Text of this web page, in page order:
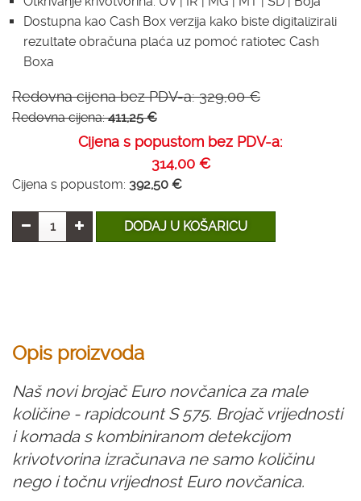
Dostupna kao Cash Box verzija kako biste digitalizirali
rezultate obračuna plaća uz pomoć ratiotec Cash
Boxa
Redovna cijena bez PDV-a:329,00 €
Redovna cijena:411,25 €
Cijena s popustom bez PDV-a:
314,00 €
Cijena s popustom: 392,50 €
DODAJ U KOŠARICU
Opis proizvoda
Naš novi brojač Euro novčanica za male
količine - rapidcount S 575. Brojač vrijednosti
i komada s kombiniranom detekcijom
krivotvorina izračunava ne samo količinu
nego i točnu vrijednost Euro novčanica.